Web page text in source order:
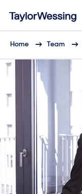
Home Team